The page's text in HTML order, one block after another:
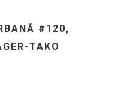
#120,
TAKO